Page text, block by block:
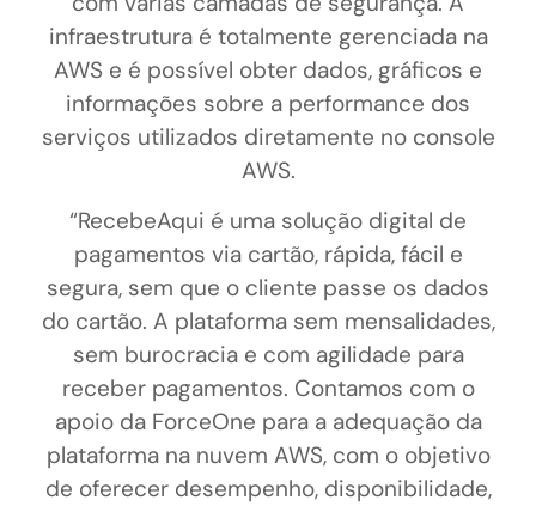
infraestrutura é totalmente gerenciada na
AWS e é possível obter dados, gráficos e
informações sobre a performance dos
serviços utilizados diretamente no console
AWS.
“RecebeAqui é uma solução digital de
pagamentos via cartão, rápida, fácil e
segura, sem que o cliente passe os dados
do cartão. A plataforma sem mensalidades,
sem burocracia e com agilidade para
receber pagamentos. Contamos com o
apoio da ForceOne para a adequação da
plataforma na nuvem AWS, com o objetivo
de oferecer desempenho, disponibilidade,